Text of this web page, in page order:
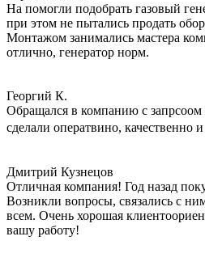
На помогли подобрать газовый
при этом не пытались продать
Монтажом занимались мастера
отлично, генератор норм.
Георгий К.
Обращался в компанию с
сделали оператвино, качественно и
Дмитрий Кузнецов
Отличная компания! Год назад
Возникли вопросы, связались с
всем. Очень хорошая
вашу работу!